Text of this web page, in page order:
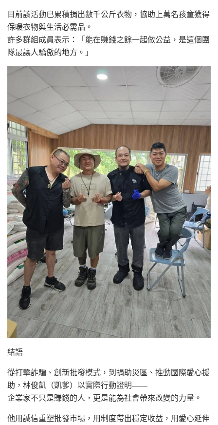
目前該活動已累積捐出數千公斤衣物，協助上萬名孩童獲得
保暖衣物與生活必需品。
許多群組成員表示：「能在賺錢之餘一起做公益，是這個團
隊最讓人驕傲的地方。」
結語
從打擊詐騙、創新批發模式，到捐助災區、推動國際愛心援
助，林俊凱（凱爹）以實際行動證明——
企業家不只是賺錢的人，更是能為社會帶來改變的力量。
他用誠信重塑批發市場，用制度帶出穩定收益，用愛心延伸